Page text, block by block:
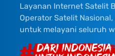
Layanan Internet Satelit
Operator Satelit
untuk melayani seluruh